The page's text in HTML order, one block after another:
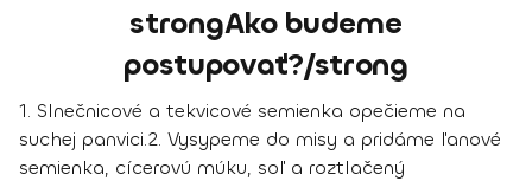
strongAko budeme
postupovať?/strong
1. Slnečnicové a tekvicové semienka opečieme na
suchej panvici.2. Vysypeme do misy a pridáme ľanové
semienka, cícerovú múku, soľ a roztlačený